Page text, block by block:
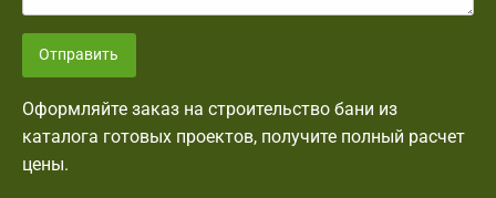
Отправить
Оформляйте заказ на строительство бани из
каталога готовых проектов, получите полный расчет
цены.